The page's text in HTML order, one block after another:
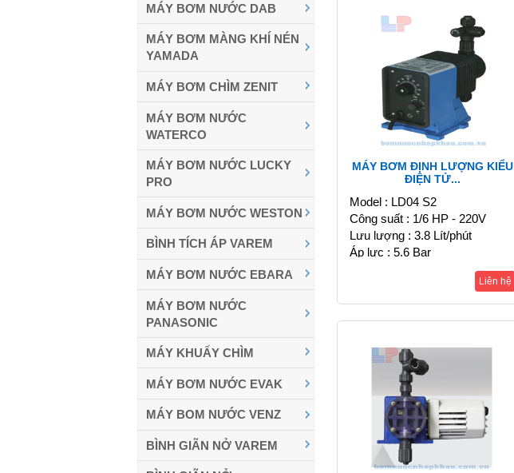
MÁY BƠM NƯỚC DAB
MÁY BƠM MÀNG KHÍ NÉN
YAMADA
MÁY BƠM CHÌM ZENIT
MÁY BƠM NƯỚC
WATERCO
MÁY BƠM NƯỚC LUCKY
PRO
MÁY BƠM NƯỚC WESTON
BÌNH TÍCH ÁP VAREM
MÁY BƠM NƯỚC EBARA
MÁY BƠM NƯỚC
PANASONIC
MÁY KHUẤY CHÌM
MÁY BƠM NƯỚC EVAK
MÁY BOM NƯỚC VENZ
BÌNH GIÃN NỞ VAREM
MÁY BƠM ĐỊNH LƯỢNG KIỂU
ĐIỆN TỬ...
Model : LD04 S2
Công suất : 1/6 HP - 220V
Lưu lượng : 3.8 Lít/phút
Áp lực : 5.6 Bar
Liên hệ